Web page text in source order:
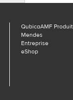
QubicaAMF
Mendes
Entreprise
eShop